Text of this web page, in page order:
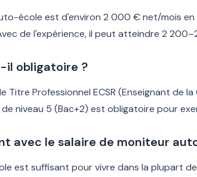
école est d'environ 2 000 € net/mois
de l'expérience, il peut atteindre 2
il obligatoire ?
Titre Professionnel ECSR (Enseignant de
niveau 5 (Bac+2) est obligatoire pour
avec le salaire de moniteur
est suffisant pour vivre dans la plupart